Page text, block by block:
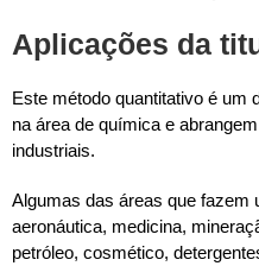
Aplicações da
Este método quantitativo é um
na área de química e
industriais.
Algumas das áreas que fazem
aeronáutica, medicina,
petróleo, cosmético,